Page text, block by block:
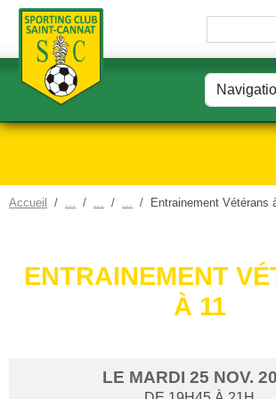
Accueil Entrainement Vétérans
ENTRAINEMENT
À 11
LE MARDI 25 NOV.
Panneau de gestion des cookies